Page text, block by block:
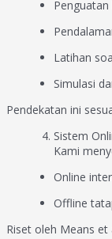
Latihan
Simulasi
Pendekatan ini
Sistem
Kami
Online
Offline
Riset oleh Means